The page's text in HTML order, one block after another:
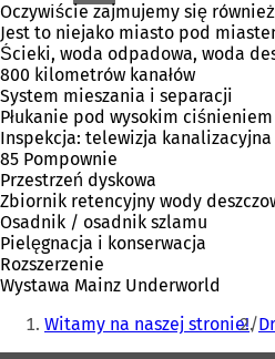
Oczywiście zajmujemy się
Jest to niejako miasto pod
Ścieki, woda odpadowa, woda
800 kilometrów kanałów
System mieszania i separacji
Płukanie pod wysokim ciśnieniem
Inspekcja: telewizja kanalizacyjna
85 Pompownie
Przestrzeń dyskowa
Zbiornik retencyjny wody
Osadnik / osadnik szlamu
Pielęgnacja i konserwacja
Rozszerzenie
Wystawa Mainz Underworld
Jesteś
tutaj:
Witamy na naszej stronie!